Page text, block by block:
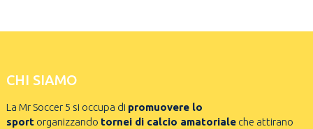
CHI SIAMO
La Mr Soccer 5 si occupa di promuovere lo
sportorganizzando tornei di calcio amatorialeche attirano